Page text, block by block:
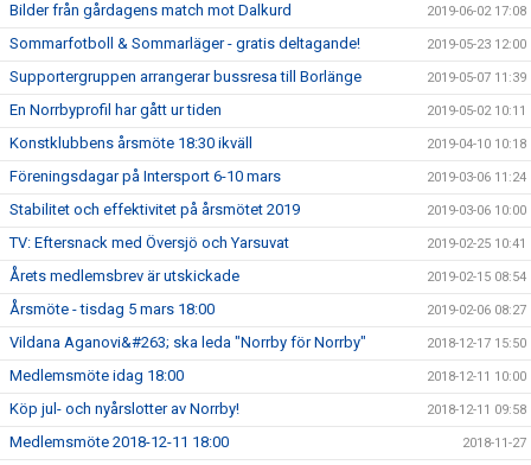
Bilder från gårdagens match mot Dalkurd 2019-06-02 17:08
Sommarfotboll & Sommarläger - gratis deltagande! 2019-05-23 12:00
Supportergruppen arrangerar bussresa till Borlänge 2019-05-07 11:39
En Norrbyprofil har gått ur tiden 2019-05-02 10:11
Konstklubbens årsmöte 18:30 ikväll 2019-04-10 10:18
Föreningsdagar på Intersport 6-10 mars 2019-03-06 11:24
Stabilitet och effektivitet på årsmötet 2019 2019-03-06 10:00
TV: Eftersnack med Översjö och Yarsuvat 2019-02-25 10:41
Årets medlemsbrev är utskickade 2019-02-15 08:54
Årsmöte - tisdag 5 mars 18:00 2019-02-06 08:27
Vildana Aganovi&#263; ska leda "Norrby för Norrby" 2018-12-17 15:50
Medlemsmöte idag 18:00 2018-12-11 10:00
Köp jul- och nyårslotter av Norrby! 2018-12-11 09:58
Medlemsmöte 2018-12-11 18:00 2018-11-27